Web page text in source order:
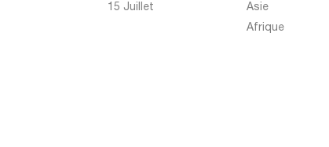
Sakarya
15 Juillet
Asie
Afrique